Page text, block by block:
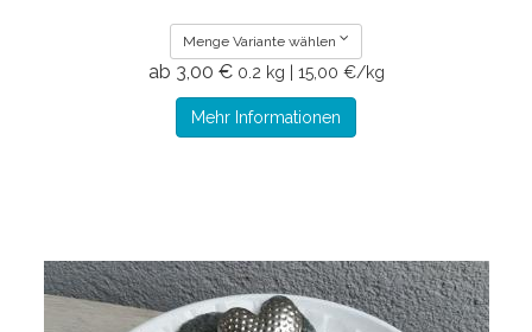
Menge Variante wählen
ab 3,00 € 0.2 kg | 15,00 €/kg
Mehr Informationen